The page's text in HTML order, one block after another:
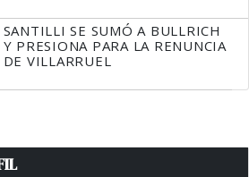
SANTILLI SE SUMÓ A BULLRICH
Y PRESIONA PARA LA RENUNCIA
DE VILLARRUEL